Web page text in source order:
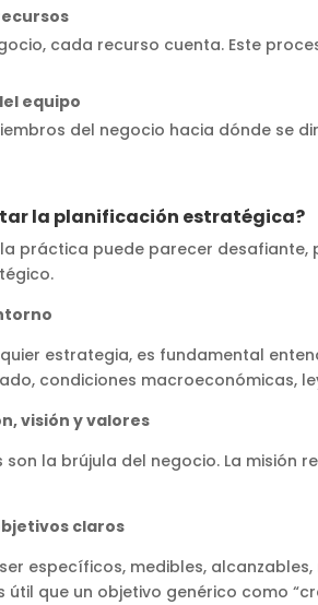
cada recurso cuenta. Este
equipo
del negocio hacia dónde se
la planificación estratégica?
práctica puede parecer
estrategia, es fundamental
condiciones macroeconómicas,
visión y valores
son la brújula del negocio. La misión
claros
específicos, medibles,
útil que un objetivo genérico como